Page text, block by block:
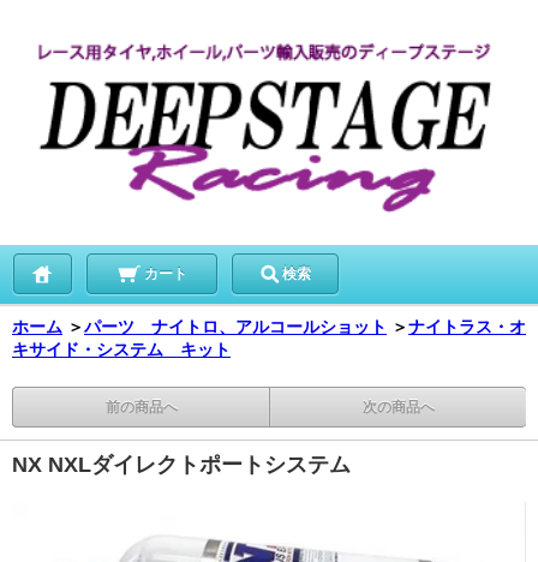
カート 検索
ホーム ＞パーツ ナイトロ、アルコールショット ＞ナイトラス・オ
キサイド・システム キット
前の商品へ 次の商品へ
NX NXLダイレクトポートシステム